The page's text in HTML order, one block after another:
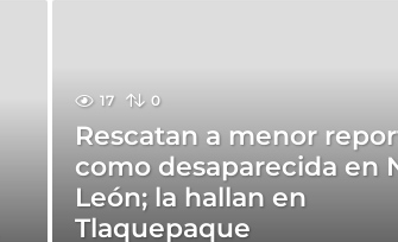
17 0
Rescatan a menor
como desaparecida en
León; la hallan en
Tlaquepaque